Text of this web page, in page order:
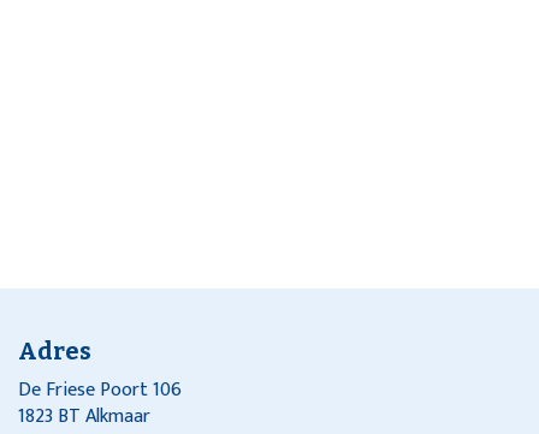
Adres
De Friese Poort 106
1823 BT Alkmaar